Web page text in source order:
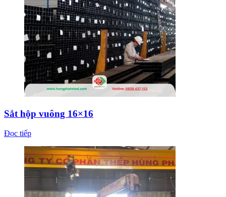
Sắt hộp vuông 16×16
Đọc tiếp